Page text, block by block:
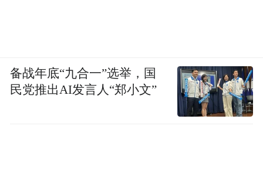
备战年底“九合一”选举，国
民党推出AI发言人“郑小文”